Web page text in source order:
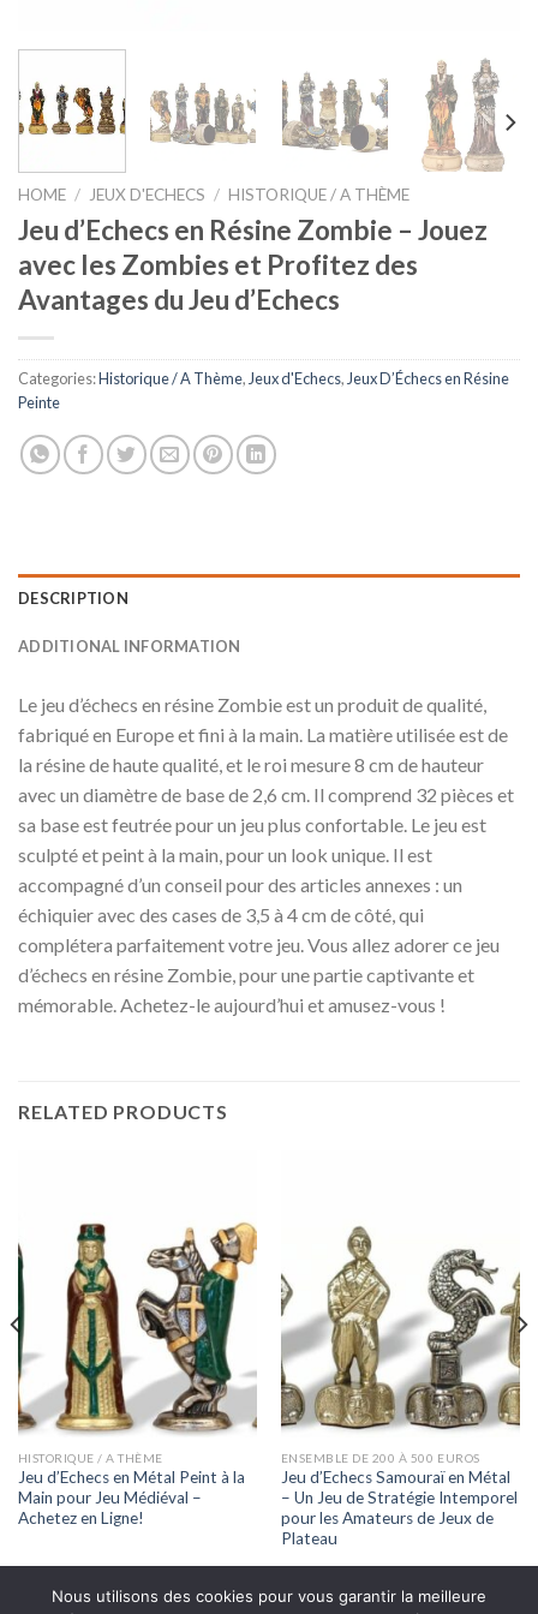
HOME / JEUX D'ECHECS / HISTORIQUE / A THÈME
Jeu d’Echecs en Résine Zombie – Jouez
avec les Zombies et Profitez des
Avantages du Jeu d’Echecs
Categories:Historique / A Thème, Jeux d'Echecs, Jeux D’Échecs en Résine
Peinte
DESCRIPTION
ADDITIONAL INFORMATION
Le jeu d’échecs en résine Zombie est un produit de qualité,
fabriqué en Europe et fini à la main. La matière utilisée est de
la résine de haute qualité, et le roi mesure 8 cm de hauteur
avec un diamètre de base de 2,6 cm. Il comprend 32 pièces et
sa base est feutrée pour un jeu plus confortable. Le jeu est
sculpté et peint à la main, pour un look unique. Il est
accompagné d’un conseil pour des articles annexes : un
échiquier avec des cases de 3,5 à 4 cm de côté, qui
complétera parfaitement votre jeu. Vous allez adorer ce jeu
d’échecs en résine Zombie, pour une partie captivante et
mémorable. Achetez-le aujourd’hui et amusez-vous !
RELATED PRODUCTS
HISTORIQUE / A THÈME
Jeu d’Echecs en Métal Peint à la
Main pour Jeu Médiéval –
Achetez en Ligne!
ENSEMBLE DE 200 À 500 EUROS
Jeu d’Echecs Samouraï en Métal
– Un Jeu de Stratégie Intemporel
pour les Amateurs de Jeux de
Plateau
Nous utilisons des cookies pour vous garantir la meilleure